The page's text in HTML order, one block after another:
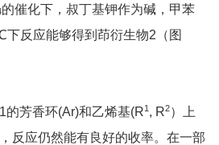
的催化下，叔丁基钾作为碱，甲苯
反应能够得到茚衍生物2（图
的芳香环(Ar)和乙烯基(R1 , R2）上
反应仍然能有良好的收率。在一部